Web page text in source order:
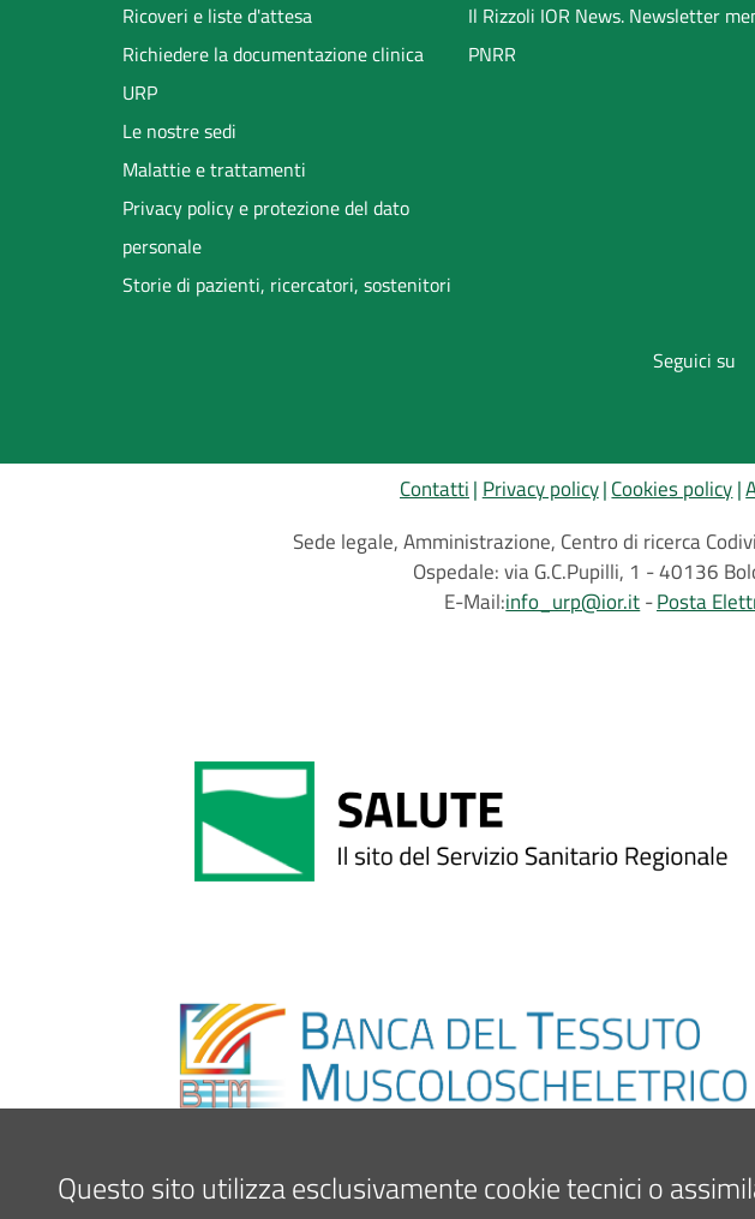
Ricoveri e liste d'attesa
Richiedere la documentazione clinica
URP
Le nostre sedi
Malattie e trattamenti
Privacy policy e protezione del dato
personale
Storie di pazienti, ricercatori, sostenitori
Il Rizzoli IOR News. Newsletter
PNRR
Seguici su
Contatti Privacy policy Cookies policy
Sede legale, Amministrazione, Centro di ricerca
Ospedale: via G.C.Pupilli, 1 - 40136
E-Mail:info_urp@ior.it Posta
Questo sito utilizza esclusivamente cookie tecnici o